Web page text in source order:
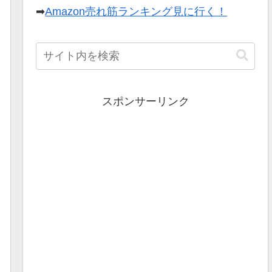
➡Amazon売れ筋ランキング見に行く！
スポンサーリンク